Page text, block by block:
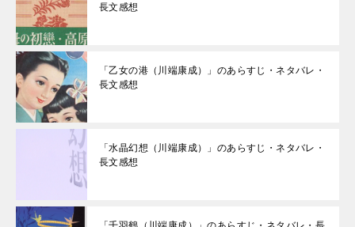
長文感想
「乙女の港（川端康成）」のあらすじ・ネタバレ・
長文感想
「水晶幻想（川端康成）」のあらすじ・ネタバレ・
長文感想